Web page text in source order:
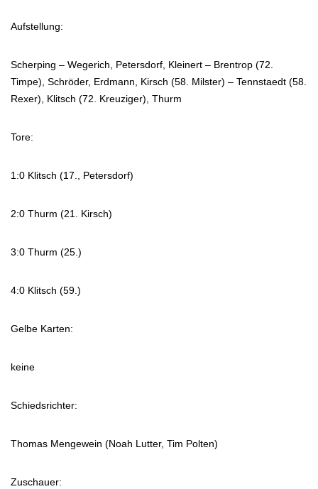
Aufstellung:
Scherping – Wegerich, Petersdorf, Kleinert – Brentrop (72.
Timpe), Schröder, Erdmann, Kirsch (58. Milster) – Tennstaedt (58.
Rexer), Klitsch (72. Kreuziger), Thurm
Tore:
1:0 Klitsch (17., Petersdorf)
2:0 Thurm (21. Kirsch)
3:0 Thurm (25.)
4:0 Klitsch (59.)
Gelbe Karten:
keine
Schiedsrichter:
Thomas Mengewein (Noah Lutter, Tim Polten)
Zuschauer: